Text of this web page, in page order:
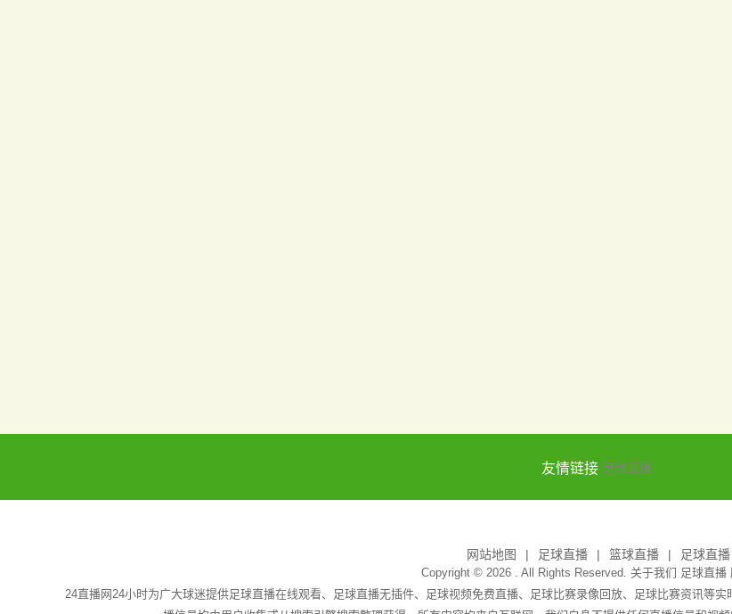
友情链接 足球直播
网站地图 足球直播 篮球直播 足球直播
Copyright © 2026 . All Rights Reserved. 关于我们 足球直播
24直播网24小时为广大球迷提供足球直播在线观看、足球直播无插件、足球视频免费直播、足球比赛录像回放、足球比赛资讯等